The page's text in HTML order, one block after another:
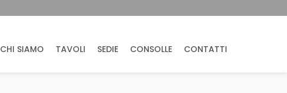
CHI SIAMO TAVOLI SEDIE CONSOLLE CONTATTI